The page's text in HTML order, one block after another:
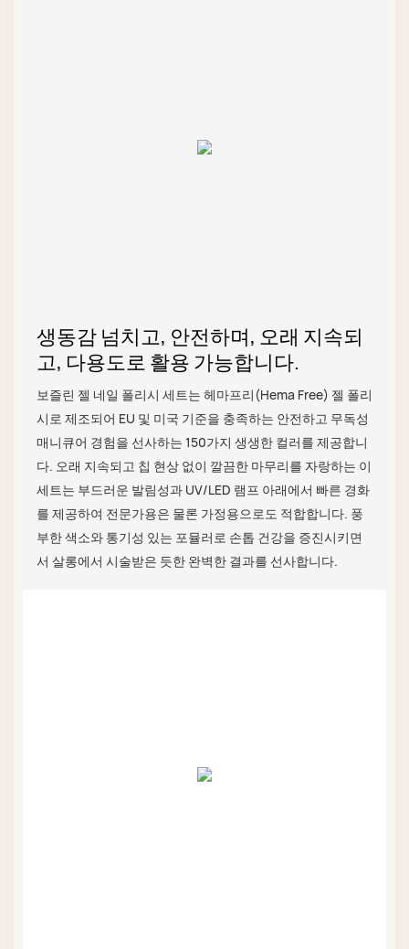
생동감 넘치고, 안전하며, 오래 지속되
고, 다용도로 활용 가능합니다.
보즐린 젤 네일 폴리시 세트는 헤마프리(Hema Free) 젤 폴리
시로 제조되어 EU 및 미국 기준을 충족하는 안전하고 무독성
매니큐어 경험을 선사하는 150가지 생생한 컬러를 제공합니
다. 오래 지속되고 칩 현상 없이 깔끔한 마무리를 자랑하는 이
세트는 부드러운 발림성과 UV/LED 램프 아래에서 빠른 경화
를 제공하여 전문가용은 물론 가정용으로도 적합합니다. 풍
부한 색소와 통기성 있는 포뮬러로 손톱 건강을 증진시키면
서 살롱에서 시술받은 듯한 완벽한 결과를 선사합니다.